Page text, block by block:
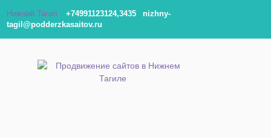
Нижний Тагил +74991123124,3435
nizhny-
tagil@podderzkasaitov.ru